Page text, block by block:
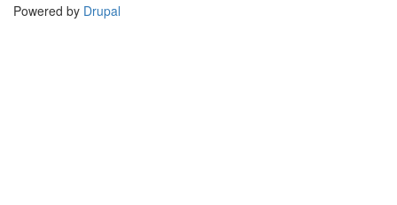
Powered by Drupal